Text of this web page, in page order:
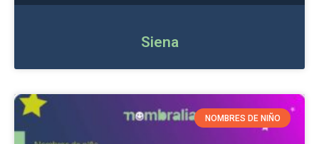
Siena
NOMBRES DE NIÑO